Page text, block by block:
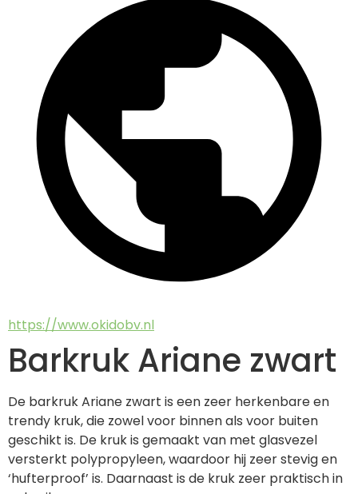
https://www.okidobv.nl
Barkruk Ariane zwart
De barkruk Ariane zwart is een zeer herkenbare en
trendy kruk, die zowel voor binnen als voor buiten
geschikt is. De kruk is gemaakt van met glasvezel
versterkt polypropyleen, waardoor hij zeer stevig en
‘hufterproof’ is. Daarnaast is de kruk zeer praktisch in